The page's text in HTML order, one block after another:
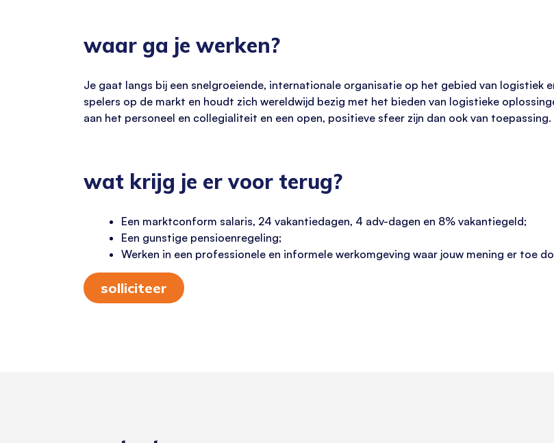
waar ga je werken?
Je gaat langs bij een snelgroeiende, internationale organisatie op het gebied van logistiek
spelers op de markt en houdt zich wereldwijd bezig met het bieden van logistieke
aan het personeel en collegialiteit en een open, positieve sfeer zijn dan ook van toepassing.
wat krijg je er voor terug?
Een marktconform salaris, 24 vakantiedagen, 4 adv-dagen en 8% vakantiegeld;
Een gunstige pensioenregeling;
Werken in een professionele en informele werkomgeving waar jouw mening er toe
solliciteer